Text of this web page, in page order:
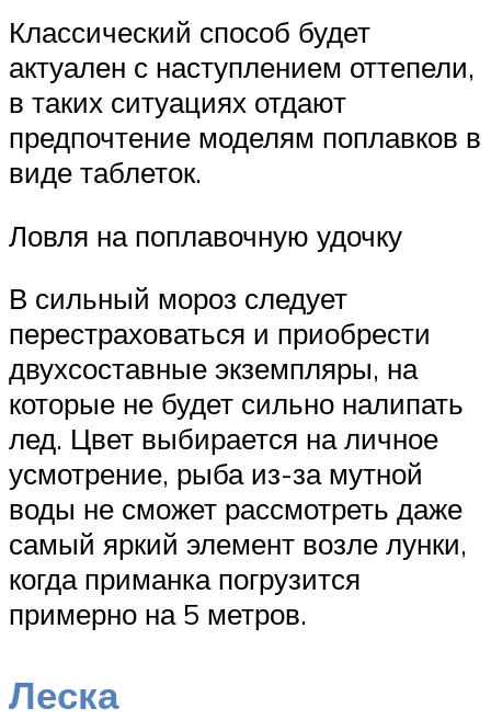
Классический способ будет
актуален с наступлением оттепели,
в таких ситуациях отдают
предпочтение моделям поплавков в
виде таблеток.
Ловля на поплавочную удочку
В сильный мороз следует
перестраховаться и приобрести
двухсоставные экземпляры, на
которые не будет сильно налипать
лед. Цвет выбирается на личное
усмотрение, рыба из-за мутной
воды не сможет рассмотреть даже
самый яркий элемент возле лунки,
когда приманка погрузится
примерно на 5 метров.
Леска